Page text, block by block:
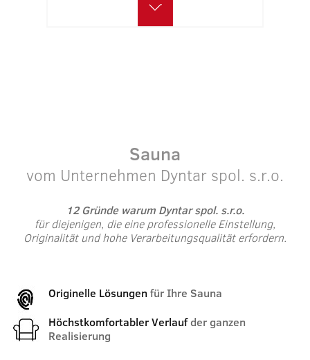
Sauna
vom Unternehmen Dyntar spol. s.r.o.
12 Gründe warum Dyntar spol. s.r.o.
für diejenigen, die eine professionelle Einstellung,
Originalität und hohe Verarbeitungsqualität erfordern.
Originelle Lösungenfür Ihre Sauna
Höchstkomfortabler Verlaufder ganzen
Realisierung